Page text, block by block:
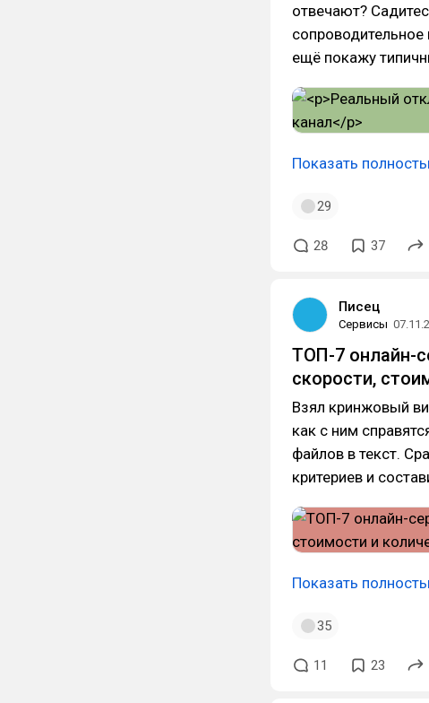
отвечают?
ещё покажу
Показать
29
28 37
Писец
Сервисы
ТОП-7 онлайн-
скорости,
Взял кринжовый
как с ним
файлов в текст.
критериев и
Показать
35
11 23